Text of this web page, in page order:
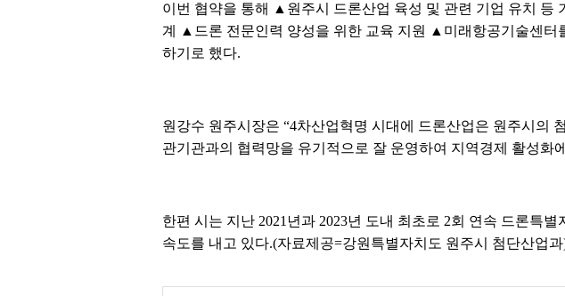
이번 협약을 통해 ▲원주시 드론산업 육성 및 관련 기업 유치 등
계 ▲드론 전문인력 양성을 위한 교육 지원 ▲미래항공기술센터
하기로 했다.
원강수 원주시장은 “4차산업혁명 시대에 드론산업은 원주시의
관기관과의 협력망을 유기적으로 잘 운영하여 지역경제 활성화
한편 시는 지난 2021년과 2023년 도내 최초로 2회 연속 드론특
속도를 내고 있다.(자료제공=강원특별자치도 원주시 첨단산업